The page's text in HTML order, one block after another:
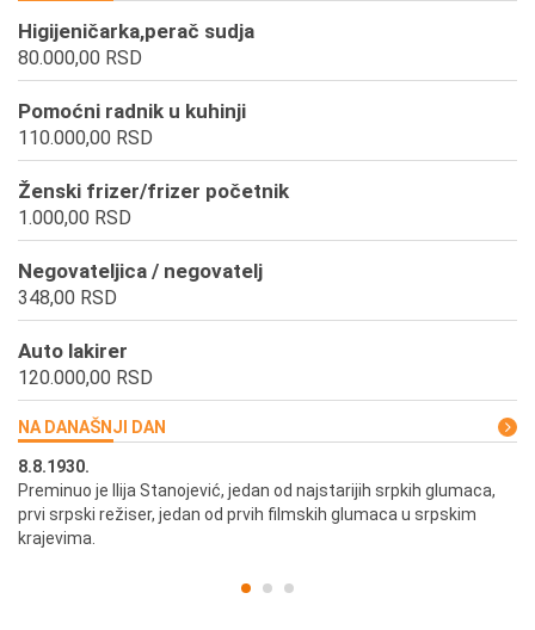
Higijeničarka,perač sudja
80.000,00 RSD
Pomoćni radnik u kuhinji
110.000,00 RSD
Ženski frizer/frizer početnik
1.000,00 RSD
Negovateljica / negovatelj
348,00 RSD
Auto lakirer
120.000,00 RSD
NA DANAŠNJI DAN
8.8.1930.
Preminuo je Ilija Stanojević, jedan od najstarijih srpkih glumaca,
prvi srpski režiser, jedan od prvih filmskih glumaca u srpskim
krajevima.